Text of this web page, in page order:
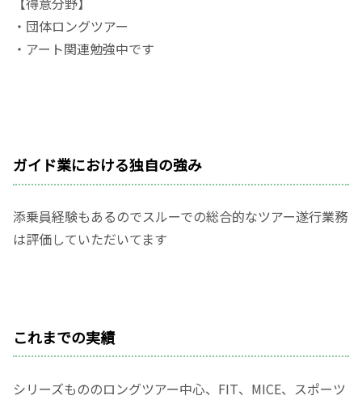
・団体ロングツアー
・アート関連勉強中です
ガイド業における独自の強み
添乗員経験もあるのでスルーでの総合的なツアー遂行業務
は評価していただいてます
これまでの実績
シリーズもののロングツアー中心、FIT、MICE、スポーツ